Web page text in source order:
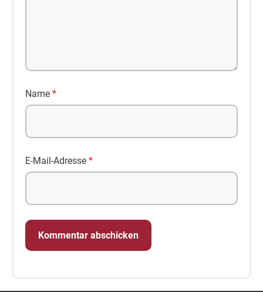
Name *
E-Mail-Adresse *